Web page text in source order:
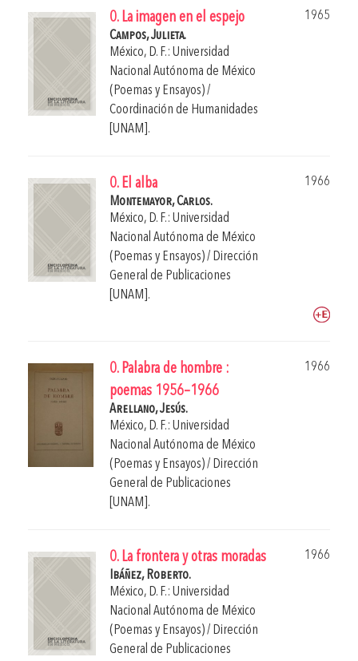
0. La imagen en el espejo
1965
Campos, Julieta.
México, D. F.: Universidad
Nacional Autónoma de México
(Poemas y Ensayos) /
Coordinación de Humanidades
[UNAM].
0. El alba
1966
Montemayor, Carlos.
México, D. F.: Universidad
Nacional Autónoma de México
(Poemas y Ensayos) / Dirección
General de Publicaciones
[UNAM].
0. Palabra de hombre :
poemas 1956–1966
1966
Arellano, Jesús.
México, D. F.: Universidad
Nacional Autónoma de México
(Poemas y Ensayos) / Dirección
General de Publicaciones
[UNAM].
0. La frontera y otras moradas
1966
Ibáñez, Roberto.
México, D. F.: Universidad
Nacional Autónoma de México
(Poemas y Ensayos) / Dirección
General de Publicaciones